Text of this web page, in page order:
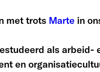
met trots Marte in
als arbeid-
en